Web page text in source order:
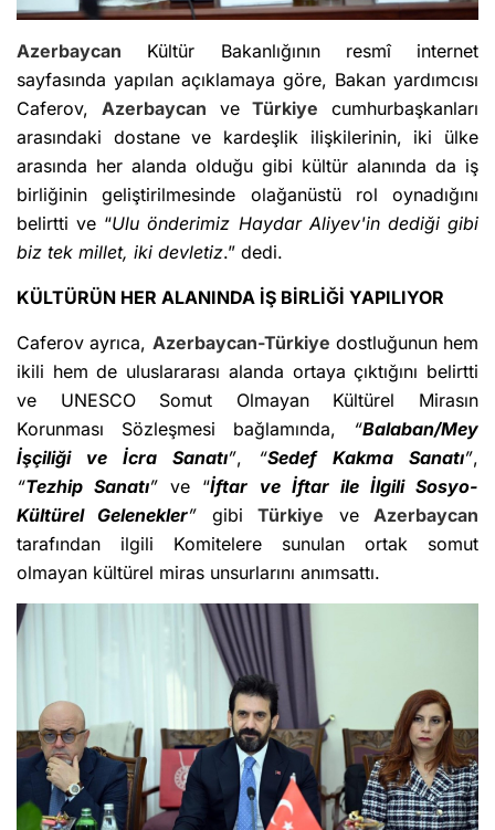
Azerbaycan Kültür Bakanlığının resmî internet
sayfasında yapılan açıklamaya göre, Bakan yardımcısı
Caferov, Azerbaycan veTürkiye cumhurbaşkanları
arasındaki dostane ve kardeşlik ilişkilerinin, iki ülke
arasında her alanda olduğu gibi kültür alanında da iş
birliğinin geliştirilmesinde olağanüstü rol oynadığını
belirtti ve “Ulu önderimiz Haydar Aliyev'in dediği gibi
biz tek millet, iki devletiz.” dedi.
KÜLTÜRÜN HER ALANINDA İŞ BİRLİĞİ YAPILIYOR
Caferov ayrıca, Azerbaycan-Türkiye dostluğunun hem
ikili hem de uluslararası alanda ortaya çıktığını belirtti
ve UNESCO Somut Olmayan Kültürel Mirasın
Korunması Sözleşmesi bağlamında, “Balaban/Mey
İşçiliği ve İcra Sanatı”, “Sedef Kakma Sanatı”,
“Tezhip Sanatı” ve “İftar ve İftar ile İlgili Sosyo-
Kültürel Gelenekler” gibiTürkiye veAzerbaycan
tarafından ilgili Komitelere sunulan ortak somut
olmayan kültürel miras unsurlarını anımsattı.